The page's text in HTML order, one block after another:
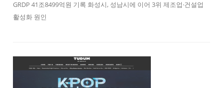
GRDP 41조8499억원 기록 화성시, 성남시에 이어 3위 제조업·건설업
활성화 원인